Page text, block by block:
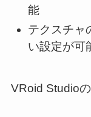
能
テクスチャ
い設定が可
VRoid Studioの